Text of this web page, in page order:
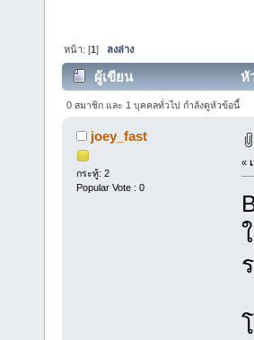
หน้า: [1] ลงล่าง
ผู้เขียน หั
0 สมาชิก และ 1 บุคคลทั่วไป กำลังดูหัวข้อนี้
joey_fast
กระทู้: 2
Popular Vote : 0
«